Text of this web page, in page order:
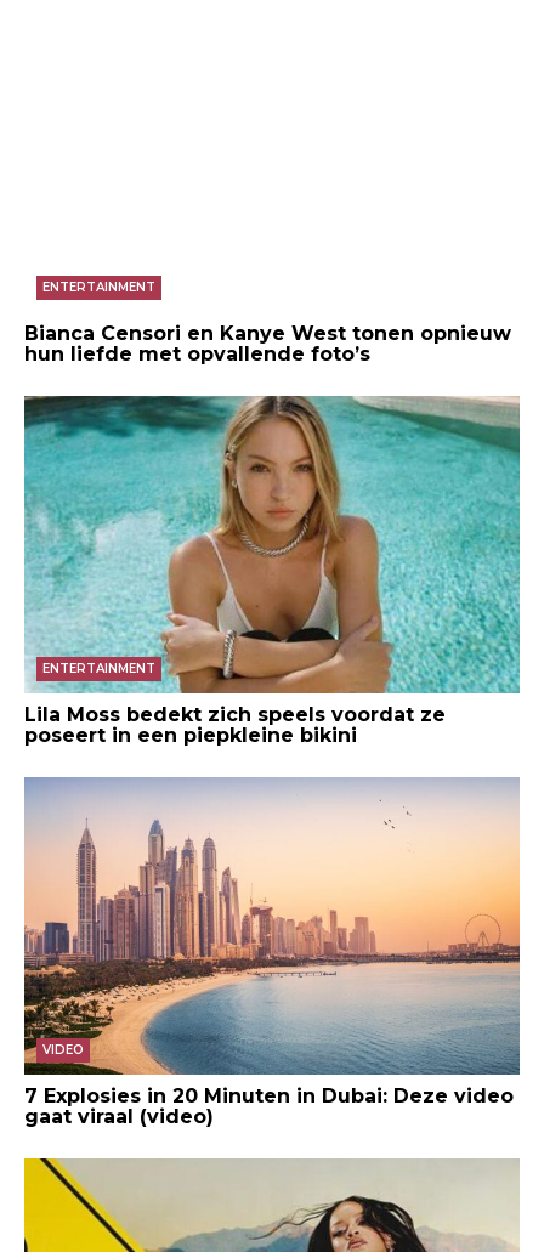
ENTERTAINMENT
Bianca Censori en Kanye West tonen opnieuw
hun liefde met opvallende foto’s
ENTERTAINMENT
Lila Moss bedekt zich speels voordat ze
poseert in een piepkleine bikini
VIDEO
7 Explosies in 20 Minuten in Dubai: Deze video
gaat viraal (video)